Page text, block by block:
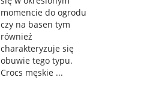
momencie do ogrodu
czy na basen tym
również
charakteryzuje się
obuwie tego typu.
Crocs męskie ...